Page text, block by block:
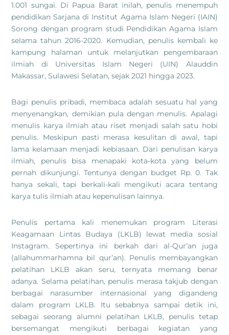
1.001 sungai. Di Papua Barat inilah, penulis menempuh
pendidikan Sarjana di Institut Agama Islam Negeri (IAIN)
Sorong dengan program studi Pendidikan Agama Islam
selama tahun 2016-2020. Kemudian, penulis kembali ke
kampung halaman untuk melanjutkan pengembaraan
ilmiah di Universitas Islam Negeri (UIN) Alauddin
Makassar, Sulawesi Selatan, sejak 2021 hingga 2023.
Bagi penulis pribadi, membaca adalah sesuatu hal yang
menyenangkan, demikian pula dengan menulis. Apalagi
menulis karya ilmiah atau riset menjadi salah satu hobi
penulis. Meskipun pasti merasa kesulitan di awal, tapi
lama kelamaan menjadi kebiasaan. Dari penulisan karya
ilmiah, penulis bisa menapaki kota-kota yang belum
pernah dikunjungi. Tentunya dengan budget Rp. 0. Tak
hanya sekali, tapi berkali-kali mengikuti acara tentang
karya tulis ilmiah atau kepenulisan lainnya.
Penulis pertama kali menemukan program Literasi
Keagamaan Lintas Budaya (LKLB) lewat media sosial
Instagram. Sepertinya ini berkah dari al-Qur’an juga
(allahummarhamna bil qur’an). Penulis membayangkan
pelatihan LKLB akan seru, ternyata memang benar
adanya. Selama pelatihan, penulis merasa takjub dengan
berbagai narasumber internasional yang digandeng
dalam program LKLB. Itu sebabnya sampai detik ini,
sebagai seorang alumni pelatihan LKLB, penulis tetap
bersemangat mengikuti berbagai kegiatan yang